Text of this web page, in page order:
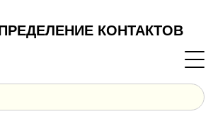
КОНТАКТОВ